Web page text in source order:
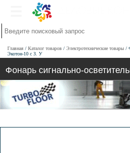
Главная Каталог товаров Электротехнические товары
Экотон-10 с З. У
Фонарь сигнально-